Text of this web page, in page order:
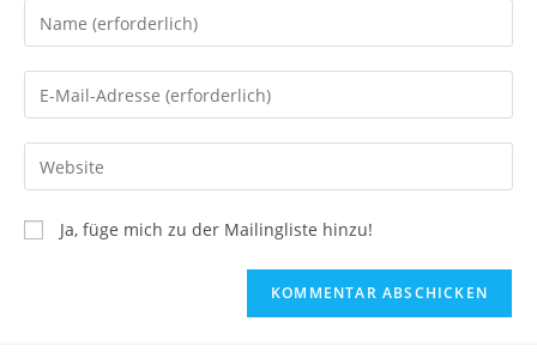
Ja, füge mich zu der Mailingliste hinzu!